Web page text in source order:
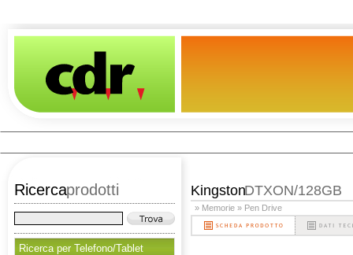
Ricercaprodotti
Ricerca per Telefono/Tablet
KingstonDTXON/128GB
» Memorie » Pen Drive